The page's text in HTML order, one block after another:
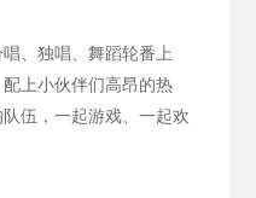
、独唱、舞蹈轮番上
上小伙伴们高昂的热
伍，一起游戏、一起欢